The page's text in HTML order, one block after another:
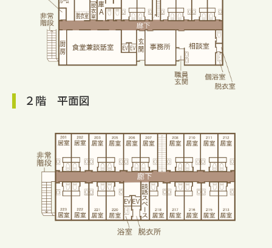
２階 平面図